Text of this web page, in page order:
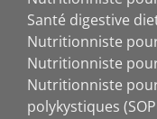
Santé digestive
Nutritionniste
Nutritionniste
Nutritionniste
polykystiques